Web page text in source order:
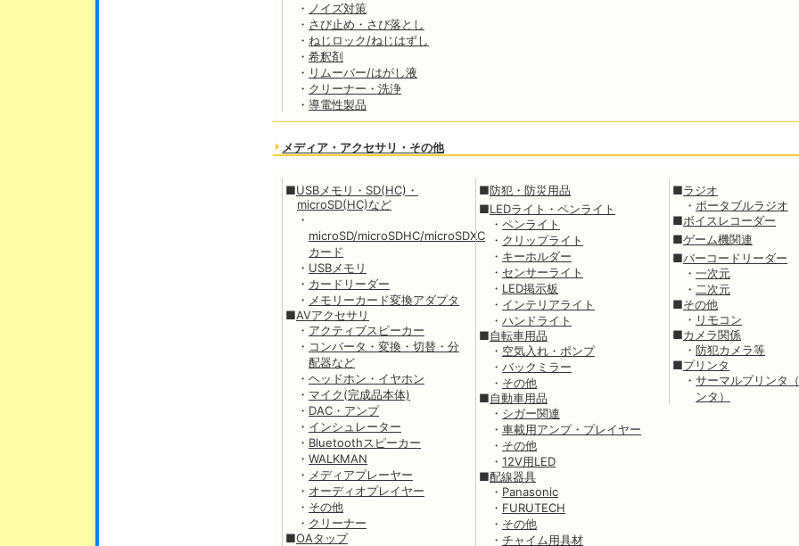
・ ノイズ対策
・ さび止め・さび落とし
・ ねじロック/ねじはずし
・ 希釈剤
・ リムーバー/はがし液
・ クリーナー・洗浄
・ 導電性製品
メディア・アクセサリ・その他
■USBメモリ・SD(HC)・
microSD(HC)など
・
microSD/microSDHC/microSDXC
カード
・ USBメモリ
・ カードリーダー
・ メモリーカード変換アダプタ
■AVアクセサリ
・ アクティブスピーカー
・ コンバータ・変換・切替・分
配器など
・ ヘッドホン・イヤホン
・ マイク(完成品本体)
・ DAC・アンプ
・ インシュレーター
・ Bluetoothスピーカー
・ WALKMAN
・ メディアプレーヤー
・ オーディオプレイヤー
・ その他
・ クリーナー
■OAタップ
■防犯・防災用品
■LEDライト・ペンライト
・ ペンライト
・ クリップライト
・ キーホルダー
・ センサーライト
・ LED掲示板
・ インテリアライト
・ ハンドライト
■自転車用品
・ 空気入れ・ポンプ
・ バックミラー
・ その他
■自動車用品
・ シガー関連
・ 車載用アンプ・プレイヤー
・ その他
・ 12V用LED
■配線器具
・ Panasonic
・ FURUTECH
・ その他
・ チャイム用具材
■ラジオ
・ ポータブルラジオ
■ボイスレコーダー
■ゲーム機関連
■バーコードリーダー
・ 一次元
・ 二次元
■その他
・ リモコン
■カメラ関係
・ 防犯カメラ等
■プリンタ
・ サーマルプリンタ
ンタ）